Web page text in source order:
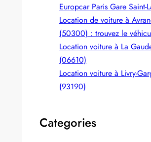
Europcar Paris Gare
Location de voiture à
(50300) : trouvez le
Location voiture à La
(06610)
Location voiture à Livry-
(93190)
Categories